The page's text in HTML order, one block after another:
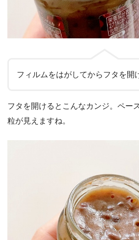
フィルムをはがしてからフタを開
フタを開けるとこんなカンジ。ペー
粒が見えますね。